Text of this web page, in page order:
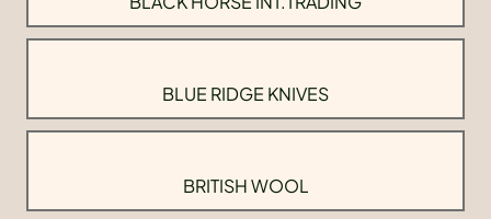
BLUE RIDGE KNIVES
BRITISH WOOL